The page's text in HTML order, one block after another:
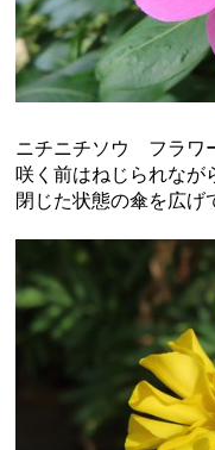
ニチニチソウ フラワ
咲く前はねじられなが
閉じた状態の傘を広げ